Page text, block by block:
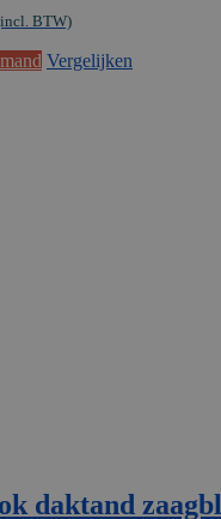
BTW)
Vergelijken
daktand